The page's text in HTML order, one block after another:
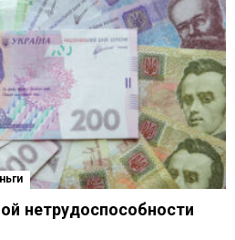
нетрудоспособности